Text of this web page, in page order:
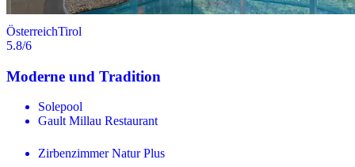
ÖsterreichTirol
5.8/6
Moderne und Tradition
Solepool
Gault Millau Restaurant
Zirbenzimmer Natur Plus